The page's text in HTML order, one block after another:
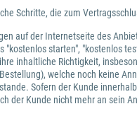
Schritte, die zum
auf der Internetseite des
"kostenlos starten", "kostenlos
inhaltliche Richtigkeit,
welche noch keine
Sofern der Kunde
der Kunde nicht mehr an sein